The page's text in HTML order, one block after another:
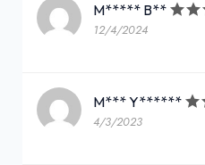
M***** B**
12/4/2024
M*** Y******
4/3/2023